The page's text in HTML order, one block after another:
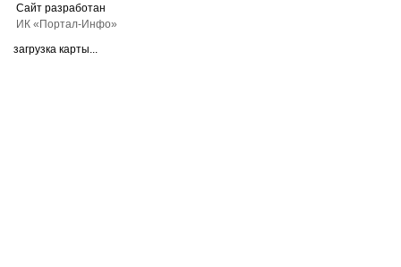
Сайт разработан
ИК «Портал-Инфо»
загрузка карты...